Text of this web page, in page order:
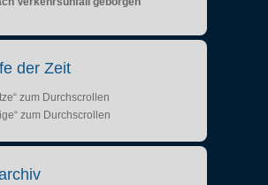
der Zeit
zum Durchscrollen
zum Durchscrollen